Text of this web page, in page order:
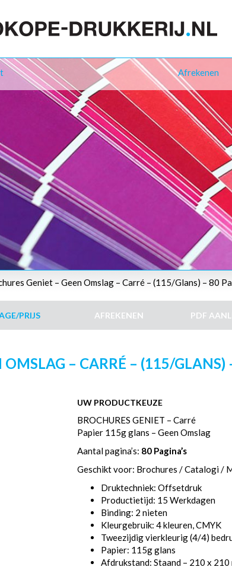
Afrekenen
Geniet – Geen Omslag – Carré – (115/Glans) – 80
PRIJS AFREKENEN PDF
– CARRÉ – (115/GLANS)
UW PRODUCTKEUZE
BROCHURES GENIET – Carré
Papier 115g glans – Geen Omslag
Aantal pagina’s: 80 Pagina’s
Geschikt voor: Brochures / Catalogi /
Druktechniek: Offsetdruk
Productietijd: 15 Werkdagen
Binding: 2 nieten
Kleurgebruik: 4 kleuren, CMYK
Tweezijdig vierkleurig (4/4)
Papier: 115g glans
Afdrukstand: Staand – 210 x 210